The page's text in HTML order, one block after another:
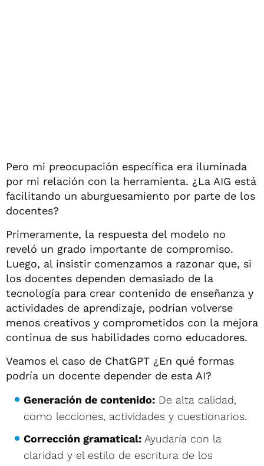
Pero mi preocupación específica era iluminada
por mi relación con la herramienta. ¿La AIG está
facilitando un aburguesamiento por parte de los
docentes?
Primeramente, la respuesta del modelo no
reveló un grado importante de compromiso.
Luego, al insistir comenzamos a razonar que, si
los docentes dependen demasiado de la
tecnología para crear contenido de enseñanza y
actividades de aprendizaje, podrían volverse
menos creativos y comprometidos con la mejora
continua de sus habilidades como educadores.
Veamos el caso de ChatGPT ¿En qué formas
podría un docente depender de esta AI?
Generación de contenido: De alta calidad,
como lecciones, actividades y cuestionarios.
Corrección gramatical: Ayudaría con la
claridad y el estilo de escritura de los